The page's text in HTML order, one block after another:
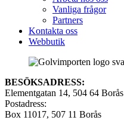
Vanliga frågor
Partners
Kontakta oss
Webbutik
BESÖKSADRESS:
Elementgatan 14, 504 64 Borås
Postadress:
Box 11017, 507 11 Borås